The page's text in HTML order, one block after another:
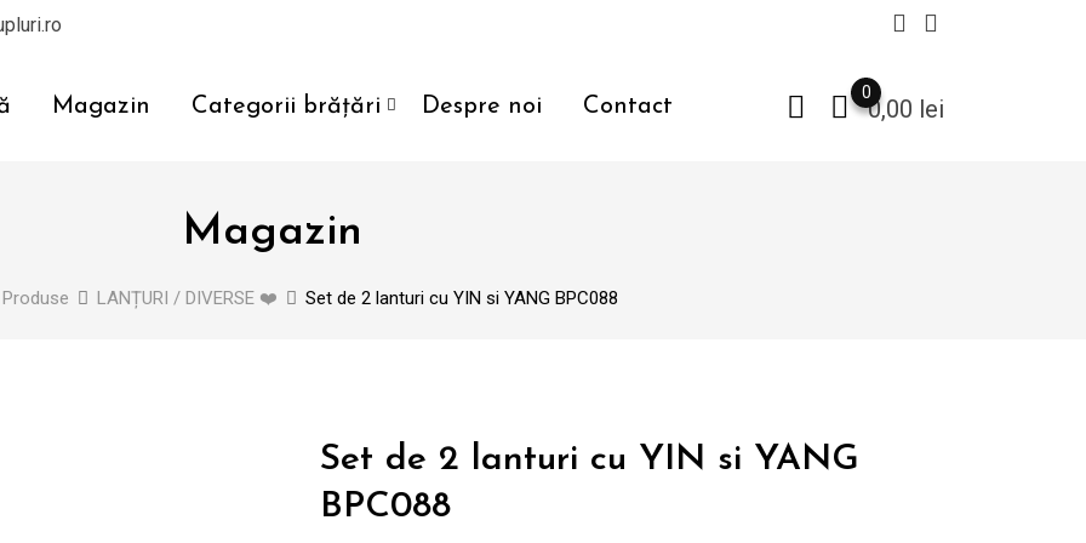
Magazin Categorii brățări Despre noi Contact 0,00 lei
0
Magazin
Produse LANȚURI / DIVERSE ❤️ Set de 2 lanturi cu YIN si YANG BPC088
Set de 2 lanturi cu YIN si YANG
BPC088